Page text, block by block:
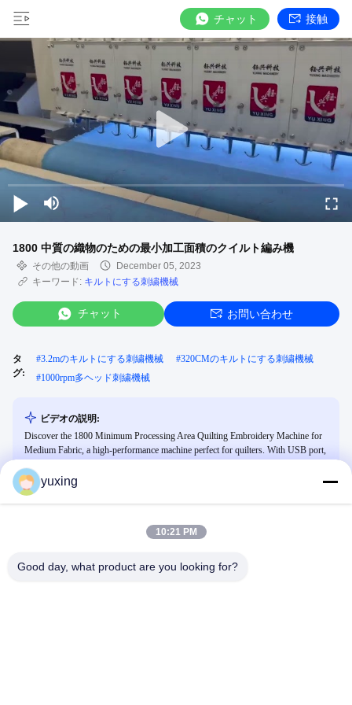
チャット 接触
1800 中質の織物のための最小加工面積のクイルト編み機
その他の動画
December 05, 2023
キーワード: キルトにする刺繍機械
チャット お問い合わせ
タ
グ:
#3.2mのキルトにする刺繍機械 #320CMのキルトにする刺繍機械
#1000rpm多ヘッド刺繍機械
ビデオの説明:
Discover the 1800 Minimum Processing Area Quilting Embroidery Machine for
Medium Fabric, a high-performance machine perfect for quilters. With USB port,
Ideal for beginners and professionals alike.
yuxing
10:21 PM
Good day, what product are you looking for?